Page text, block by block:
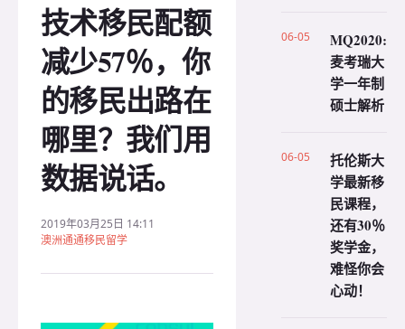
技术移民配额
减少57％，你
的移民出路在
哪里？我们用
数据说话。
2019年03月25日 14:11
澳洲通通移民留学
06-05
MQ2020:
麦考瑞大
学一年制
硕士解析
06-05
托伦斯大
学最新移
民课程，
还有30％
奖学金，
难怪你会
心动！